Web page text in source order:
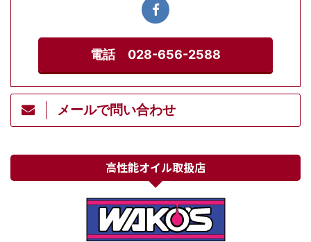
電話 028-656-2588
メールで問い合わせ
高性能オイル取扱店